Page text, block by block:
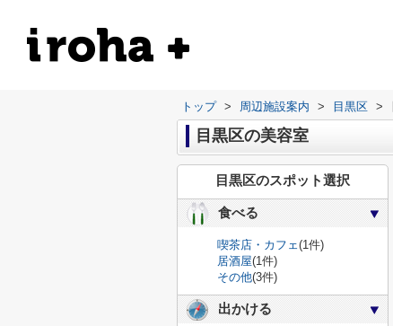
トップ > 周辺施設案内 > 目黒区 >
目黒区の美容室
目黒区のスポット選択
食べる
喫茶店・カフェ(1件)
居酒屋(1件)
その他(3件)
出かける